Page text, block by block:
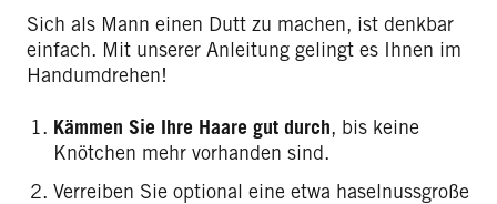
Sich als Mann einen Dutt zu machen, ist denkbar
einfach. Mit unserer Anleitung gelingt es Ihnen im
Handumdrehen!
Kämmen Sie Ihre Haare gut durch, bis keine
Knötchen mehr vorhanden sind.
Verreiben Sie optional eine etwa haselnussgroße